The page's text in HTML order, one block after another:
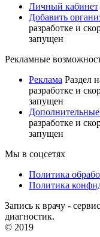
Личный кабинет
Добавить
разработке и
запущен
Рекламные
Реклама Раздел
разработке и
запущен
разработке и
запущен
Мы в соцсетях
Политика
Политика
Запись к врачу -
диагностик.
© 2019